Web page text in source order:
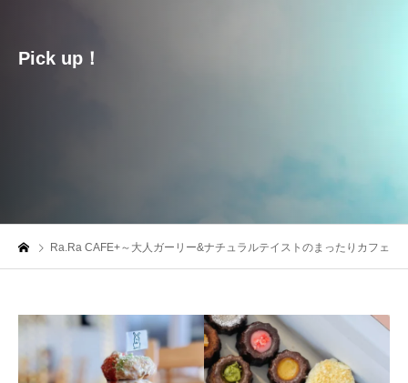
Pick up！
Ra.Ra CAFE+～大人ガーリー&ナチュラルテイストのまったりカフェ